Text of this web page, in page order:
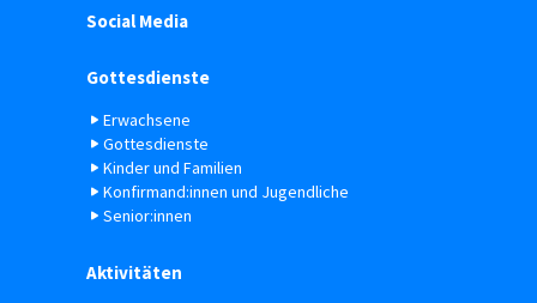
Social Media
Gottesdienste
Erwachsene
Gottesdienste
Kinder und Familien
Konfirmand:innen und Jugendliche
Senior:innen
Aktivitäten